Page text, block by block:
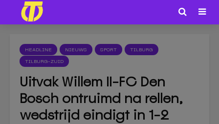
HEADLINE NIEUWS SPORT TILBURG
TILBURG-ZUID
Uitvak Willem II-FC Den
Bosch ontruimd na rellen,
wedstrijd eindigt in 1-2